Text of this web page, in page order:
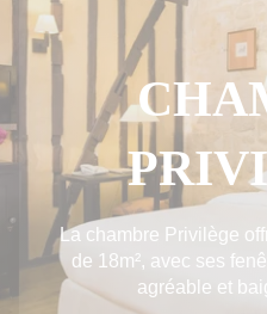
La chambre Privilège
de 18m², avec ses
agréable et